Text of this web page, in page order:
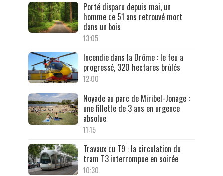
Porté disparu depuis mai, un
homme de 51 ans retrouvé mort
dans un bois
13:05
Incendie dans la Drôme : le feu a
progressé, 320 hectares brûlés
12:00
Noyade au parc de Miribel-Jonage :
une fillette de 3 ans en urgence
absolue
11:15
Travaux du T9 : la circulation du
tram T3 interrompue en soirée
10:30